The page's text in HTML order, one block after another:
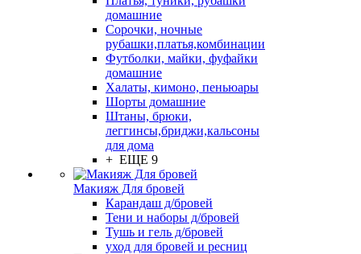
домашние
Сорочки, ночные
рубашки,платья,комбинации
Футболки, майки, фуфайки
домашние
Халаты, кимоно, пеньюары
Шорты домашние
Штаны, брюки,
леггинсы,бриджи,кальсоны
для дома
+ ЕЩЕ 9
Макияж Для бровей
Карандаш д/бровей
Тени и наборы д/бровей
Тушь и гель д/бровей
уход для бровей и ресниц